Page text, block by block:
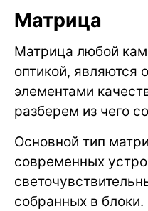
Матрица
Матрица любой
оптикой, являются
элементами
разберем из чего
Основной тип
современных
собранных в